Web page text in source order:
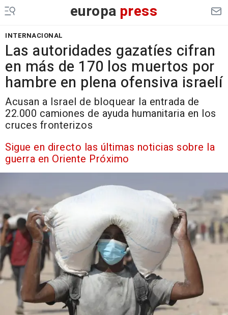
europa press
INTERNACIONAL
Las autoridades gazatíes cifran
en más de 170 los muertos por
hambre en plena ofensiva israelí
Acusan a Israel de bloquear la entrada de
22.000 camiones de ayuda humanitaria en los
cruces fronterizos
Sigue en directo las últimas noticias sobre la
guerra en Oriente Próximo